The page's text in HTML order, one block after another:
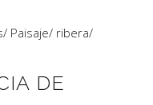
/ Paisaje/ ribera/
DE